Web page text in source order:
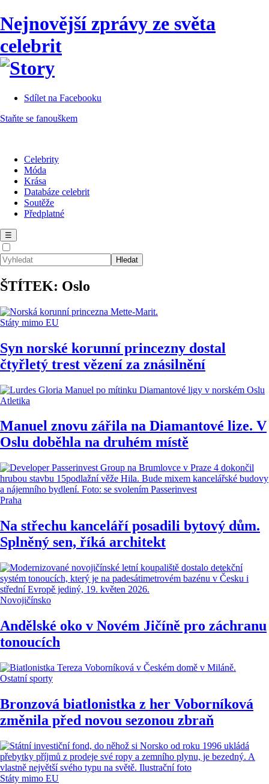
Nejnovější zprávy ze světa
celebrit
Sdílet na Facebooku
Staňte se fanouškem
Celebrity
Móda
Krása
Databáze celebrit
Soutěže
Předplatné
☰
ŠTÍTEK: Oslo
Státy mimo EU
Syn norské korunní princezny dostal
čtyřletý trest vězení za znásilnění
Atletika
Manuel znovu zářila na Diamantové lize. V
Oslu doběhla na druhém místě
Praha
Na střechu kanceláří posadili bytový dům.
Splněný sen, říká architekt
Novojičínsko
Andělské oko v Novém Jičíně pro záchranu
tonoucích
Ostatní sporty
Bronzová biatlonistka z her Voborníková
změnila před novou sezonou zbraň
Státy mimo EU